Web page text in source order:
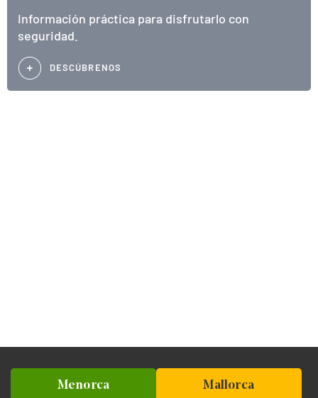
Información práctica para disfrutarlo con
seguridad.
DESCÚBRENOS
Menorca Mallorca